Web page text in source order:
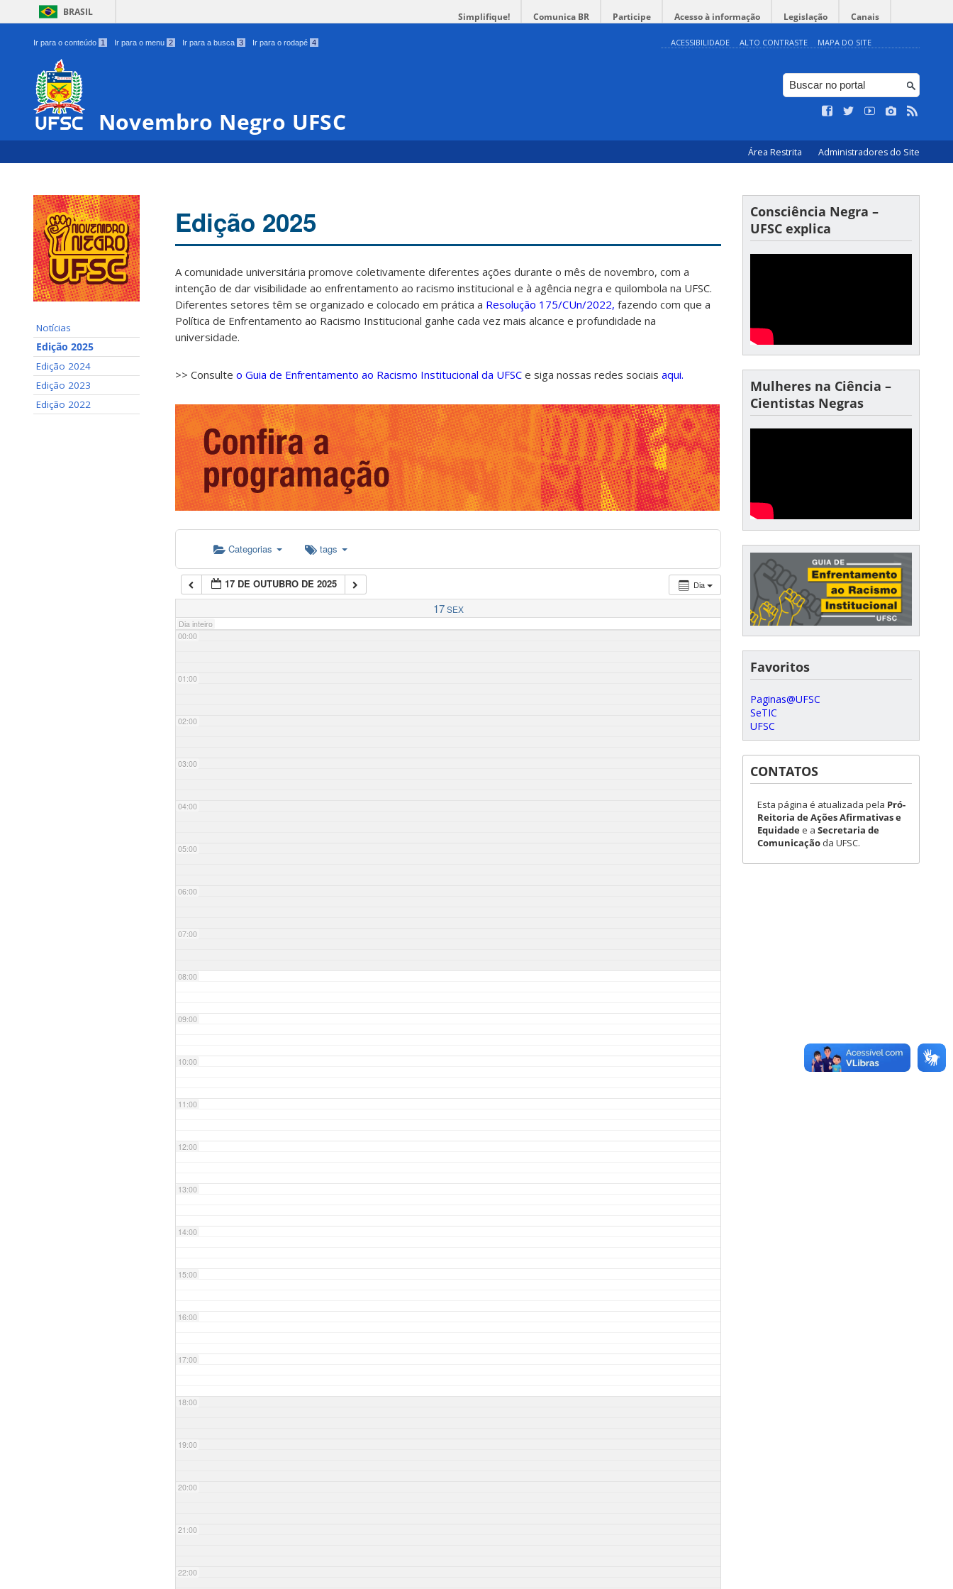
BRASIL Simplifique! Comunica BR Participe Acesso à informação Legislação Canais
Ir para o conteúdo 1 Ir para o menu 2 Ir para a busca 3 Ir para o rodapé 4 ACESSIBILIDADE ALTO CONTRASTE MAPA DO SITE
Novembro Negro UFSC
Área Restrita Administradores do Site
Notícias
Edição 2025
Edição 2024
Edição 2023
Edição 2022
Edição 2025
A comunidade universitária promove coletivamente diferentes ações durante o mês de novembro, com a
intenção de dar visibilidade ao enfrentamento ao racismo institucional e à agência negra e quilombola na UFSC.
Diferentes setores têm se organizado e colocado em prática a Resolução 175/CUn/2022, fazendo com que a
Política de Enfrentamento ao Racismo Institucional ganhe cada vez mais alcance e profundidade na
universidade.
>> Consulte o Guia de Enfrentamento ao Racismo Institucional da UFSC e siga nossas redes sociais aqui.
Categorias tags
Dia
17 DE OUTUBRO DE 2025
17 SEX
Dia inteiro
00:00
01:00
02:00
03:00
04:00
05:00
06:00
07:00
08:00
09:00
10:00
11:00
12:00
13:00
14:00
15:00
16:00
17:00
18:00
19:00
20:00
21:00
22:00
Consciência Negra –
UFSC explica
Mulheres na Ciência –
Cientistas Negras
Favoritos
Paginas@UFSC
SeTIC
UFSC
CONTATOS
Esta página é atualizada pela Pró-
Reitoria de Ações Afirmativas e
Equidadee a Secretaria de
Comunicação da UFSC.